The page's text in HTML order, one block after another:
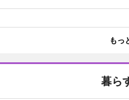
もっ
暮ら